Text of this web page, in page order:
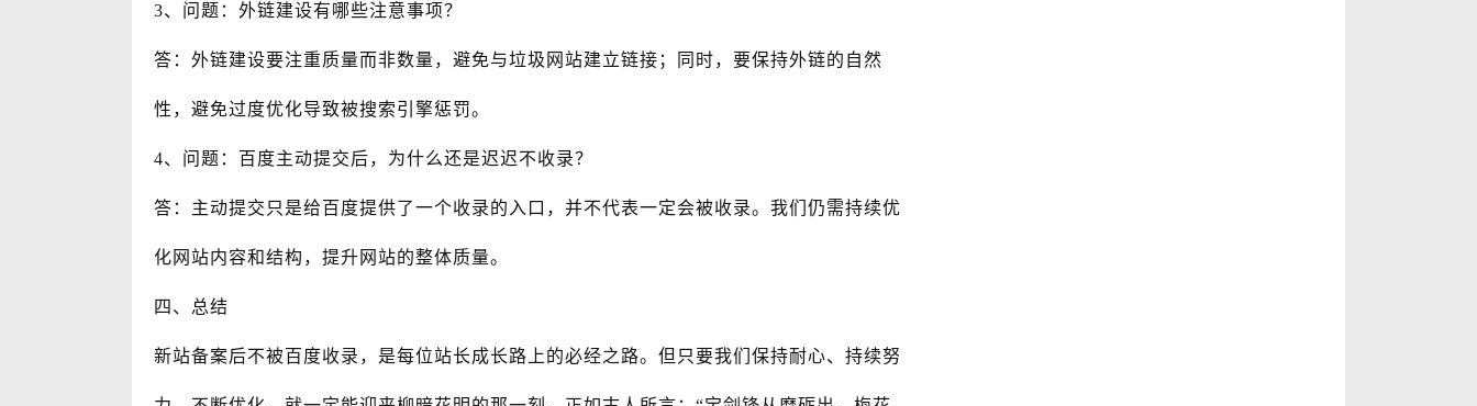
3、问题：外链建设有哪些注意事项？
答：外链建设要注重质量而非数量，避免与垃圾网站建立链接；同时，要保持外链的自然
性，避免过度优化导致被搜索引擎惩罚。
4、问题：百度主动提交后，为什么还是迟迟不收录？
答：主动提交只是给百度提供了一个收录的入口，并不代表一定会被收录。我们仍需持续优
化网站内容和结构，提升网站的整体质量。
四、总结
新站备案后不被百度收录，是每位站长成长路上的必经之路。但只要我们保持耐心、持续努